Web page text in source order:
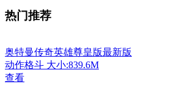
热门推荐
奥特曼传奇英雄尊皇版最新版
动作格斗 大小:839.6M
查看